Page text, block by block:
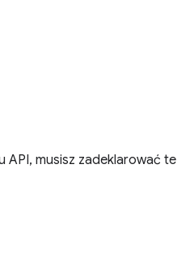
musisz zadeklarować te